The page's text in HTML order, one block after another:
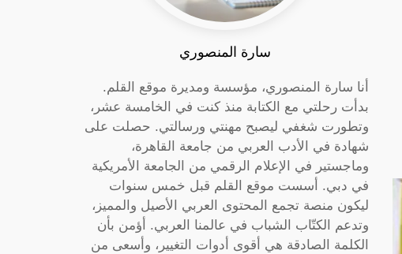
سارة المنصوري
أنا سارة المنصوري، مؤسسة ومديرة موقع القلم.
بدأت رحلتي مع الكتابة منذ كنت في الخامسة عشر،
وتطورت شغفي ليصبح مهنتي ورسالتي. حصلت على
شهادة في الأدب العربي من جامعة القاهرة،
وماجستير في الإعلام الرقمي من الجامعة الأمريكية
في دبي. أسست موقع القلم قبل خمس سنوات
ليكون منصة تجمع المحتوى العربي الأصيل والمميز،
وتدعم الكتّاب الشباب في عالمنا العربي. أؤمن بأن
الكلمة الصادقة هي أقوى أدوات التغيير، وأسعى من